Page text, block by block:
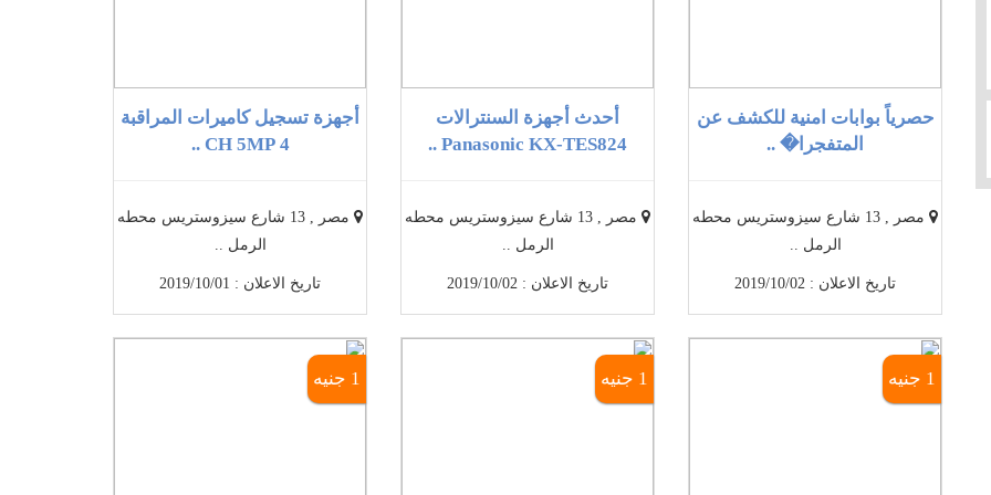
حصرياً بوابات امنية للكشف عن
المتفجرا� ..
مصر , 13 شارع سيزوستريس محطه
الرمل ..
تاريخ الاعلان : 2019/10/02
أحدث أجهزة السنترالات
Panasonic KX-TES824 ..
مصر , 13 شارع سيزوستريس محطه
الرمل ..
تاريخ الاعلان : 2019/10/02
أجهزة تسجيل كاميرات المراقبة
4 CH 5MP ..
مصر , 13 شارع سيزوستريس محطه
الرمل ..
تاريخ الاعلان : 2019/10/01
1 جنيه 1 جنيه 1 جنيه